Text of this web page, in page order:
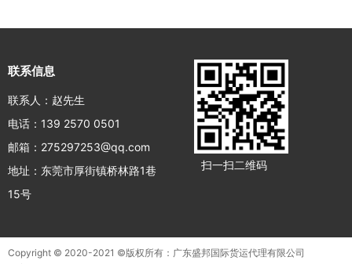
联系信息
联系人：赵先生
电话：139 2570 0501
邮箱：275297253@qq.com
地址：东莞市厚街镇桥林路1巷
15号
扫一扫二维码
Copyright © 2020-2021 ©版权所有：广东盛邦国际货运代理有限公司